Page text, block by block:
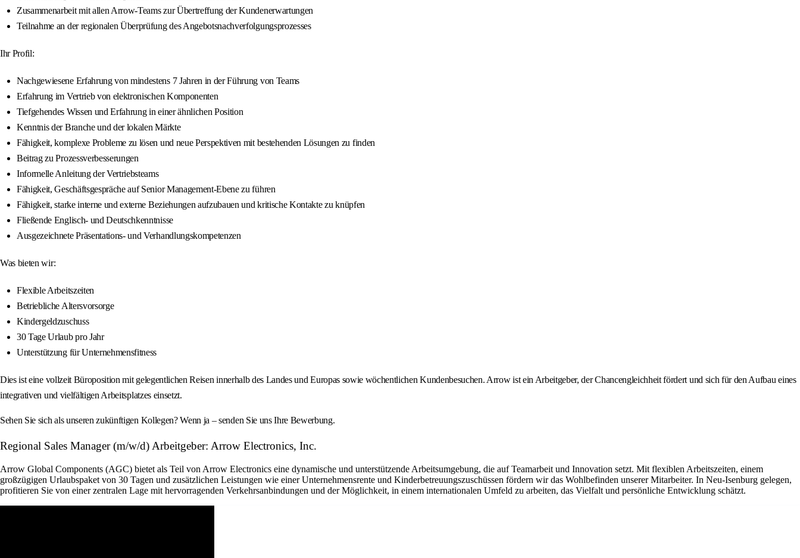
Zusammenarbeit mit allen Arrow-Teams zur Übertreffung der Kundenerwartungen
Teilnahme an der regionalen Überprüfung des Angebotsnachverfolgungsprozesses
Ihr Profil:
Nachgewiesene Erfahrung von mindestens 7 Jahren in der Führung von Teams
Erfahrung im Vertrieb von elektronischen Komponenten
Tiefgehendes Wissen und Erfahrung in einer ähnlichen Position
Kenntnis der Branche und der lokalen Märkte
Fähigkeit, komplexe Probleme zu lösen und neue Perspektiven mit bestehenden Lösungen zu finden
Beitrag zu Prozessverbesserungen
Informelle Anleitung der Vertriebsteams
Fähigkeit, Geschäftsgespräche auf Senior Management-Ebene zu führen
Fähigkeit, starke interne und externe Beziehungen aufzubauen und kritische Kontakte zu knüpfen
Fließende Englisch- und Deutschkenntnisse
Ausgezeichnete Präsentations- und Verhandlungskompetenzen
Was bieten wir:
Flexible Arbeitszeiten
Betriebliche Altersvorsorge
Kindergeldzuschuss
30 Tage Urlaub pro Jahr
Unterstützung für Unternehmensfitness
Dies ist eine vollzeit Büroposition mit gelegentlichen Reisen innerhalb des Landes und Europas sowie wöchentlichen Kundenbesuchen. Arrow ist ein Arbeitgeber, der Chancengleichheit fördert und sich für den Aufbau eines
integrativen und vielfältigen Arbeitsplatzes einsetzt.
Sehen Sie sich als unseren zukünftigen Kollegen? Wenn ja – senden Sie uns Ihre Bewerbung.
Regional Sales Manager (m/w/d) Arbeitgeber: Arrow Electronics, Inc.
Arrow Global Components (AGC) bietet als Teil von Arrow Electronics eine dynamische und unterstützende Arbeitsumgebung, die auf Teamarbeit und Innovation setzt. Mit flexiblen Arbeitszeiten, einem
großzügigen Urlaubspaket von 30 Tagen und zusätzlichen Leistungen wie einer Unternehmensrente und Kinderbetreuungszuschüssen fördern wir das Wohlbefinden unserer Mitarbeiter. In Neu-Isenburg gelegen,
profitieren Sie von einer zentralen Lage mit hervorragenden Verkehrsanbindungen und der Möglichkeit, in einem internationalen Umfeld zu arbeiten, das Vielfalt und persönliche Entwicklung schätzt.